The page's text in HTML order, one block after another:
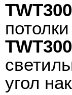
угол